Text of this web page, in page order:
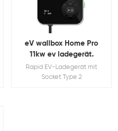
eV wallbox Home Pro
11kw ev ladegerät.
Rapid EV-Ladegerät mit
Socket Type 2